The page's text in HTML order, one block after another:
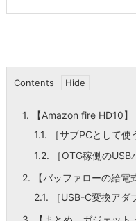
Contents
1. 【Amazon fire HD10】
1.1. ［サブPCとして使
1.2. ［OTG稼働のUSB
2. 【バッファローの給電
2.1. ［USB-C変換アダ